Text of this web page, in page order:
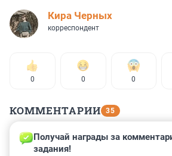
Кира Черных
корреспондент
0 0 0
КОММЕНТАРИИ 35
Гость
26 мая 2023, 13:38
Получай награды за
задания!